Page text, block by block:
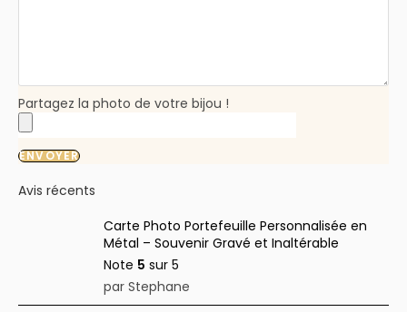
Partagez la photo de votre bijou !
ENVOYER
Avis récents
Carte Photo Portefeuille Personnalisée en
Métal – Souvenir Gravé et Inaltérable
Note 5 sur 5
par Stephane